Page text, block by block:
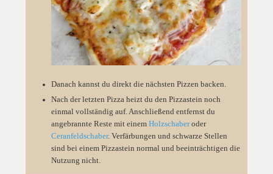
Danach kannst du direkt die nächsten Pizzen backen.
Nach der letzten Pizza heizt du den Pizzastein noch
einmal vollständig auf. Anschließend entfernst du
angebrannte Reste mit einem Holzschaberoder
Ceranfeldschaber. Verfärbungen und schwarze Stellen
sind bei einem Pizzastein normal und beeinträchtigen die
Nutzung nicht.